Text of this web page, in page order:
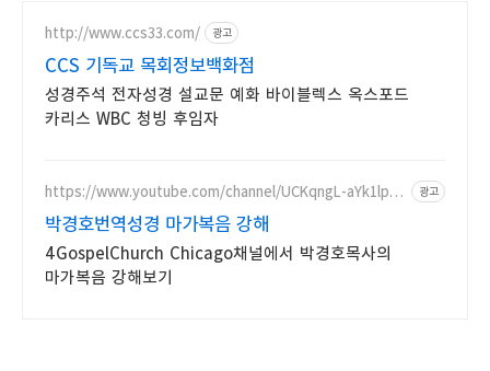
http://www.ccs33.com/ 광고
CCS 기독교 목회정보백화점
성경주석 전자성경 설교문 예화 바이블렉스 옥스포드
카리스 WBC 청빙 후임자
https://www.youtube.com/channel/UCKqngL-aYk1lpQ
광고
박경호번역성경 마가복음 강해
4GospelChurch Chicago채널에서 박경호목사의
마가복음 강해보기